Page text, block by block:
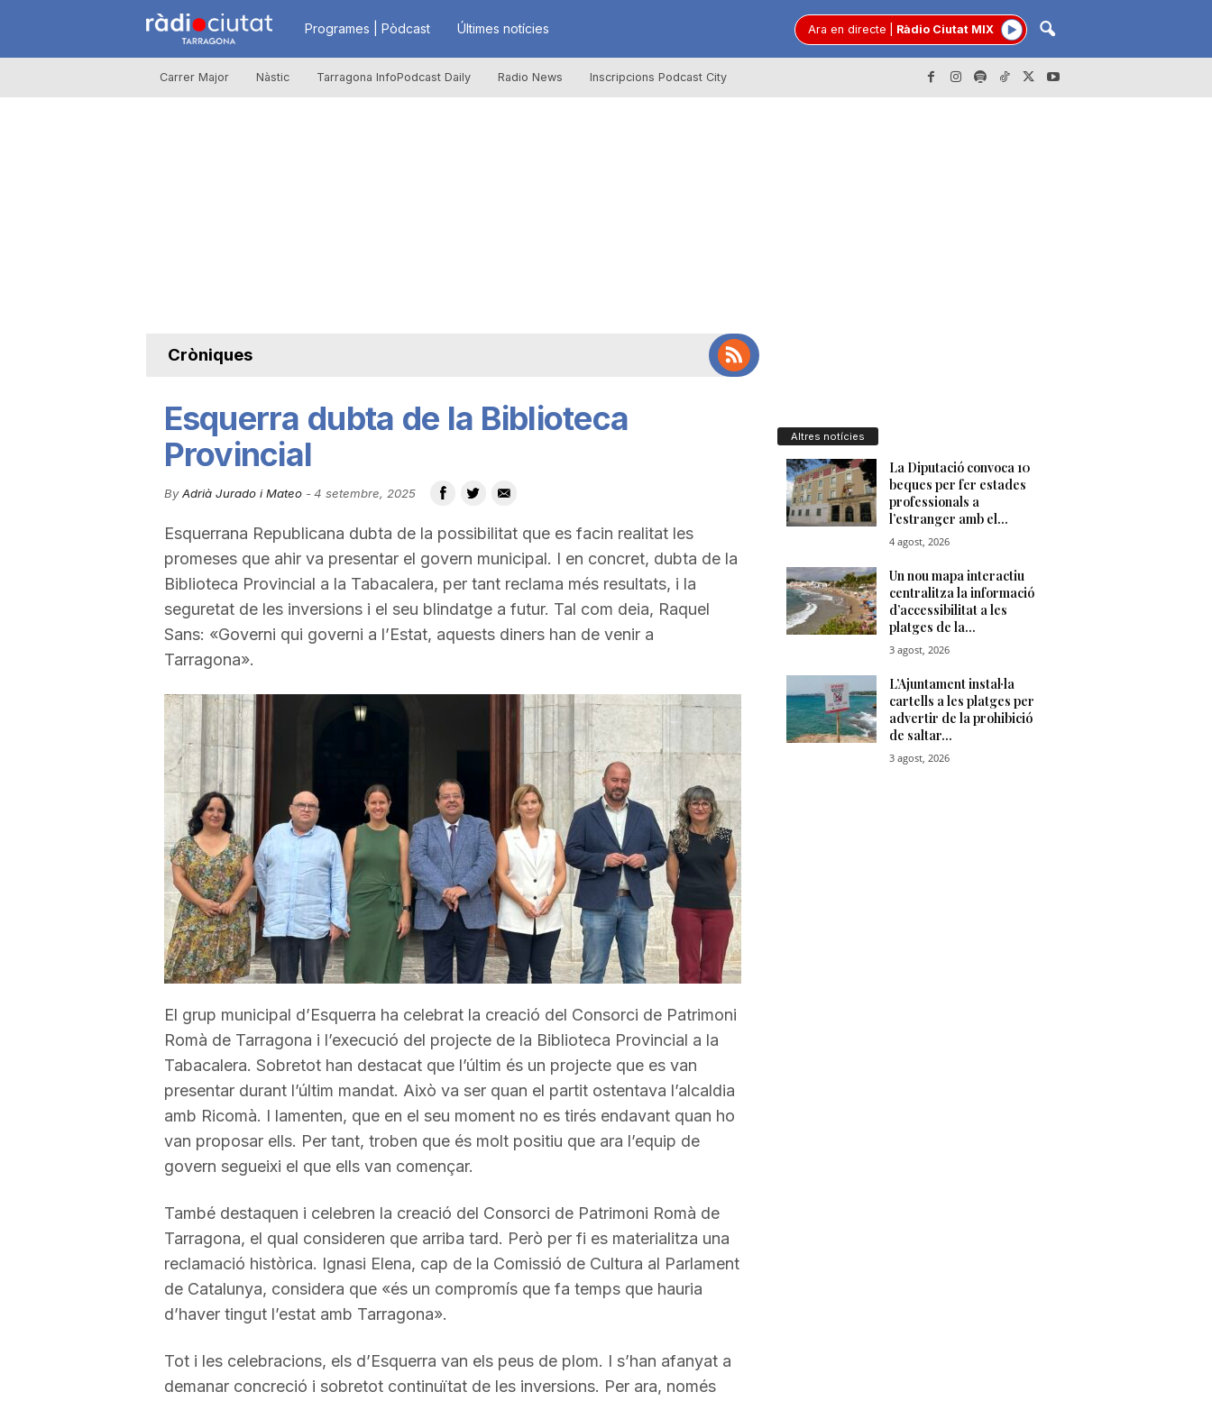
R
à
u
t
a
t
a
r
a
g
o
a
Programes | Pòdcast Últimes notícies Ara en directe Ràdio Ciutat MIX
Carrer Major Nàstic Tarragona InfoPodcast Daily Radio News Inscripcions Podcast City
Cròniques
Esquerra dubta de la Biblioteca
Provincial
By Adrià Jurado i Mateo- 4 setembre, 2025
Esquerrana Republicana dubta de la possibilitat que es facin realitat les
promeses que ahir va presentar el govern municipal. I en concret, dubta de la
Biblioteca Provincial a la Tabacalera, per tant reclama més resultats, i la
seguretat de les inversions i el seu blindatge a futur. Tal com deia, Raquel
Sans: «Governi qui governi a l’Estat, aquests diners han de venir a
Tarragona».
El grup municipal d’Esquerra ha celebrat la creació del Consorci de Patrimoni
Romà de Tarragona i l’execució del projecte de la Biblioteca Provincial a la
Tabacalera. Sobretot han destacat que l’últim és un projecte que es van
presentar durant l’últim mandat. Això va ser quan el partit ostentava l’alcaldia
amb Ricomà. I lamenten, que en el seu moment no es tirés endavant quan ho
van proposar ells. Per tant, troben que és molt positiu que ara l’equip de
govern segueixi el que ells van començar.
També destaquen i celebren la creació del Consorci de Patrimoni Romà de
Tarragona, el qual consideren que arriba tard. Però per fi es materialitza una
reclamació històrica. Ignasi Elena, cap de la Comissió de Cultura al Parlament
de Catalunya, considera que «és un compromís que fa temps que hauria
d’haver tingut l’estat amb Tarragona».
Tot i les celebracions, els d’Esquerra van els peus de plom. I s’han afanyat a
demanar concreció i sobretot continuïtat de les inversions. Per ara, només
Altres notícies